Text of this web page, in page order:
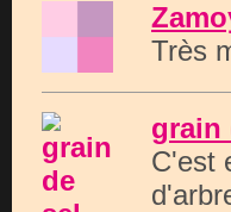
Très
grain
C'est